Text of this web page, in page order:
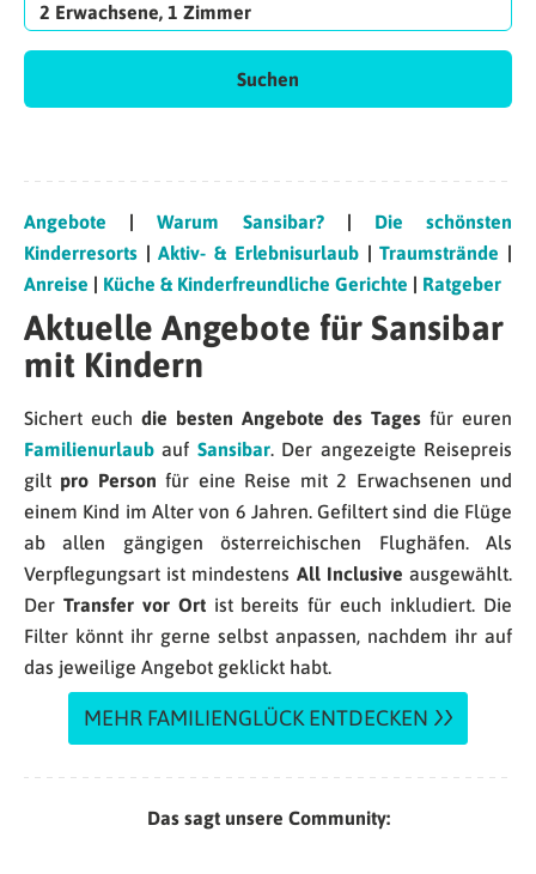
2 Erwachsene, 1 Zimmer
Suchen
Angebote |Warum Sansibar?| Die schönsten
Kinderresorts |Aktiv- & Erlebnisurlaub|Traumstrände
Anreise
Küche & Kinderfreundliche Gerichte Ratgeber
Aktuelle Angebote für Sansibar
mit Kindern
Sichert euch die besten Angebote des Tages für euren
Familienurlaub auf Sansibar. Der angezeigte Reisepreis
gilt pro Person für eine Reise mit 2 Erwachsenen und
einem Kind im Alter von 6 Jahren. Gefiltert sind die Flüge
ab allen gängigen österreichischen Flughäfen. Als
Verpflegungsart ist mindestens All Inclusive ausgewählt.
Der Transfer vor Ortist bereits für euch inkludiert. Die
Filter könnt ihr gerne selbst anpassen, nachdem ihr auf
das jeweilige Angebot geklickt habt.
MEHR FAMILIENGLÜCK ENTDECKEN
Das sagt unsere Community: